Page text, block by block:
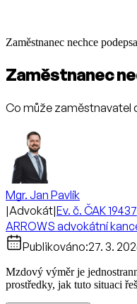
Zaměstnanec nechce
Zaměstnanec
Co může zaměstnavatel
Mgr. Jan Pavlík
|Advokát|Ev. č. ČAK 19437
ARROWS advokátní
Publikováno:27. 3.
Mzdový výměr je
prostředky, jak tuto situaci